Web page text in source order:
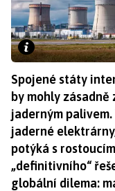
Spojené státy
by mohly
jaderným
jaderné
potýká s
„definitivního“
globální dilema: